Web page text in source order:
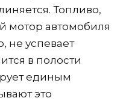
Топливо,
мотор автомобиля
не успевает
в полости
единым
это